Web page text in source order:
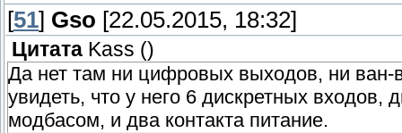
[51] Gso [22.05.2015, 18:32]
Цитата Kass ()
Да нет там ни цифровых выходов, ни
увидеть, что у него 6 дискретных
модбасом, и два контакта питание.